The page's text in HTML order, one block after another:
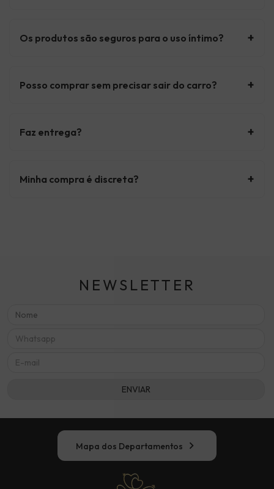
Os produtos são seguros para o uso íntimo? +
Posso comprar sem precisar sair do carro? +
Faz entrega? +
Minha compra é discreta? +
NEWSLETTER
Mapa dos Departamentos chevron_right